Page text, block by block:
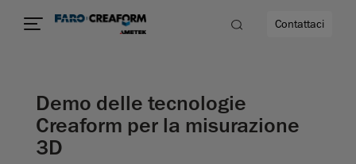
Contattaci
Demo delle tecnologie
Creaform per la misurazione
3D